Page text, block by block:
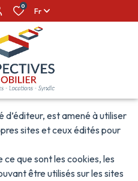
0 Fr
d’éditeur, est amené à utiliser
sites et ceux édités pour
que sont les cookies, les
être utilisés sur les sites